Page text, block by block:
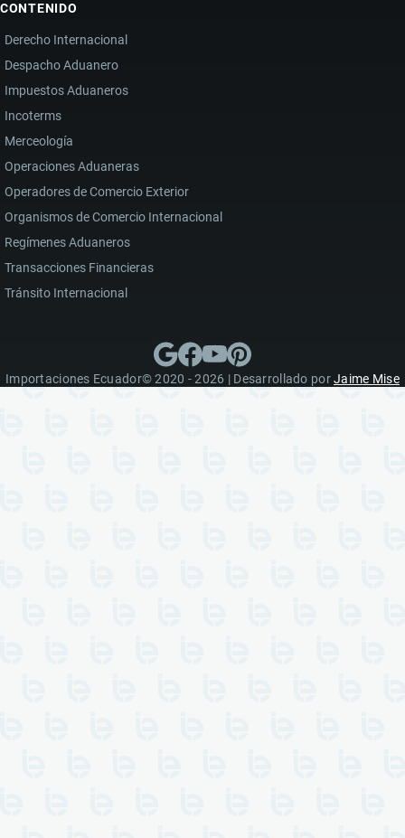
CONTENIDO
Derecho Internacional
Despacho Aduanero
Impuestos Aduaneros
Incoterms
Merceología
Operaciones Aduaneras
Operadores de Comercio Exterior
Organismos de Comercio Internacional
Regímenes Aduaneros
Transacciones Financieras
Tránsito Internacional
Importaciones Ecuador© 2020 - 2026 | Desarrollado porJaime Mise